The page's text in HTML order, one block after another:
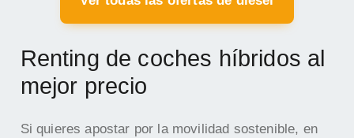
Renting de coches híbridos al
mejor precio
Si quieres apostar por la movilidad sostenible, en